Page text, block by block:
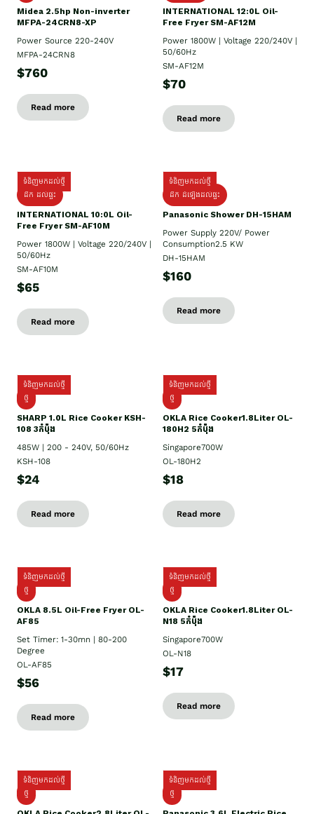
Midea 2.5hp Non-inverter
MFPA-24CRN8-XP
Power Source 220-240V
MFPA-24CRN8
$760
Read more
INTERNATIONAL 12:0L Oil-
Free Fryer SM-AF12M
Power 1800W | Voltage 220/240V |
50/60Hz
SM-AF12M
$70
Read more
ទំនិញមកដល់ថ្មី
ដឹក ដល់ផ្ទះ
INTERNATIONAL 10:0L Oil-
Free Fryer SM-AF10M
Power 1800W | Voltage 220/240V |
50/60Hz
SM-AF10M
$65
Read more
ទំនិញមកដល់ថ្មី
ដឹក ដំឡើងដល់ផ្ទះ
Panasonic Shower DH-15HAM
Power Supply​ 220V/ Power
Consumption2.5 KW
DH-15HAM
$160
Read more
ទំនិញមកដល់ថ្មី
ថ្មី
SHARP 1.០L Rice Cooker KSH-
108 3កំប៉ុង
485W | 200 - 240V, 50/60Hz
KSH-108
$24
Read more
ទំនិញមកដល់ថ្មី
ថ្មី
OKLA Rice Cooker1.8Liter OL-
180H2 5កំប៉ុង
Singapore700W
OL-180H2
$18
Read more
ទំនិញមកដល់ថ្មី
ថ្មី
OKLA 8.5L Oil-Free Fryer OL-
AF85
Set Timer: 1-30mn | 80-200
Degree
OL-AF85
$56
Read more
ទំនិញមកដល់ថ្មី
ថ្មី
OKLA Rice Cooker1.8Liter OL-
N18 5កំប៉ុង
Singapore700W
OL-N18
$17
Read more
ទំនិញមកដល់ថ្មី
ថ្មិ
ទំនិញមកដល់ថ្មី
ថ្មី